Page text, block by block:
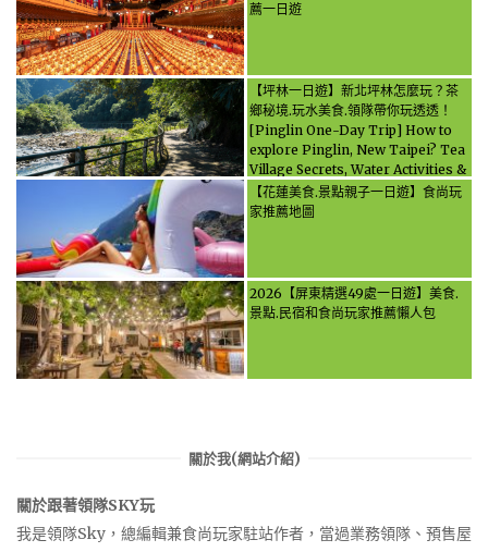
薦一日遊
【坪林一日遊】新北坪林怎麼玩？茶
鄉秘境.玩水美食.領隊帶你玩透透！
[Pinglin One-Day Trip] How to
explore Pinglin, New Taipei? Tea
Village Secrets, Water Activities &
Food, Let the guide take you
through it all!
【花蓮美食.景點親子一日遊】食尚玩
家推薦地圖
2026【屏東精選49處一日遊】美食.
景點.民宿和食尚玩家推薦懶人包
關於我(網站介紹)
關於跟著領隊SKY玩
我是領隊Sky，總編輯兼食尚玩家駐站作者，當過業務領隊、預售屋